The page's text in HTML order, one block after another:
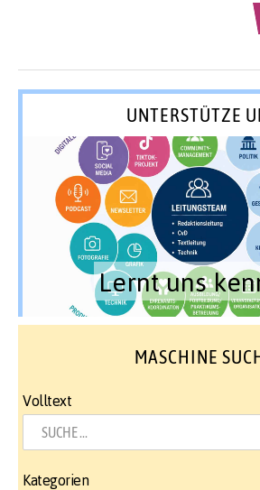
UNTERSTÜTZE
Lernt uns
MASCHINE
Volltext
Kategorien